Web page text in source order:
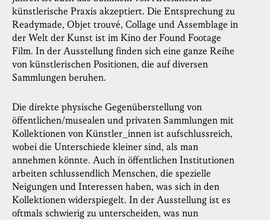
künstlerische Praxis akzeptiert. Die Entsprechung zu
Readymade, Objet trouvé, Collage und Assemblage in
der Welt der Kunst ist im Kino der Found Footage
Film. In der Ausstellung finden sich eine ganze Reihe
von künstlerischen Positionen, die auf diversen
Sammlungen beruhen.
Die direkte physische Gegenüberstellung von
öffentlichen/musealen und privaten Sammlungen mit
Kollektionen von Künstler_innen ist aufschlussreich,
wobei die Unterschiede kleiner sind, als man
annehmen könnte. Auch in öffentlichen Institutionen
arbeiten schlussendlich Menschen, die spezielle
Neigungen und Interessen haben, was sich in den
Kollektionen widerspiegelt. In der Ausstellung ist es
oftmals schwierig zu unterscheiden, was nun